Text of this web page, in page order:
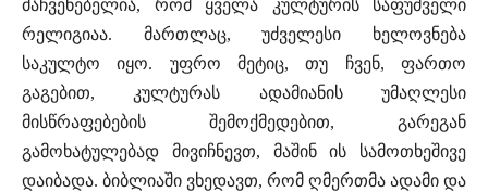
მაჩვენებელია, რომ ყველა კულტურის საფუძველი
რელიგიაა. მართლაც, უძველესი ხელოვნება
საკულტო იყო. უფრო მეტიც, თუ ჩვენ, ფართო
გაგებით, კულტურას ადამიანის უმაღლესი
მისწრაფებების შემოქმედებით, გარეგან
გამოხატულებად მივიჩნევთ, მაშინ ის სამოთხეშივე
დაიბადა. ბიბლიაში ვხედავთ, რომ ღმერთმა ადამი და